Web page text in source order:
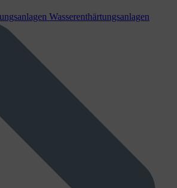
Wasser­enthärtungs­anlagen